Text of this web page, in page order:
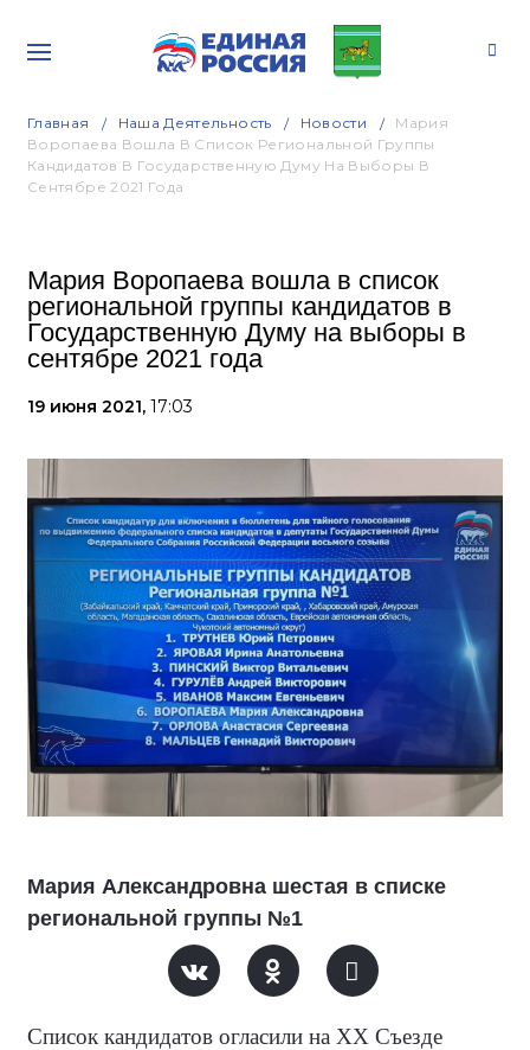
Главная Наша Деятельность Новости
Мария
Воропаева Вошла В Список Региональной Группы
Кандидатов В Государственную Думу На Выборы В
Сентябре 2021 Года
Мария Воропаева вошла в список
региональной группы кандидатов в
Государственную Думу на выборы в
сентябре 2021 года
19 июня 2021, 17:03
Мария Александровна шестая в списке
региональной группы №1
Список кандидатов огласили на XX Съезде